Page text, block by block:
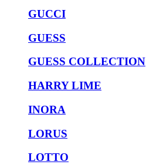
GUCCI
GUESS
GUESS COLLECTION
HARRY LIME
INORA
LORUS
LOTTO